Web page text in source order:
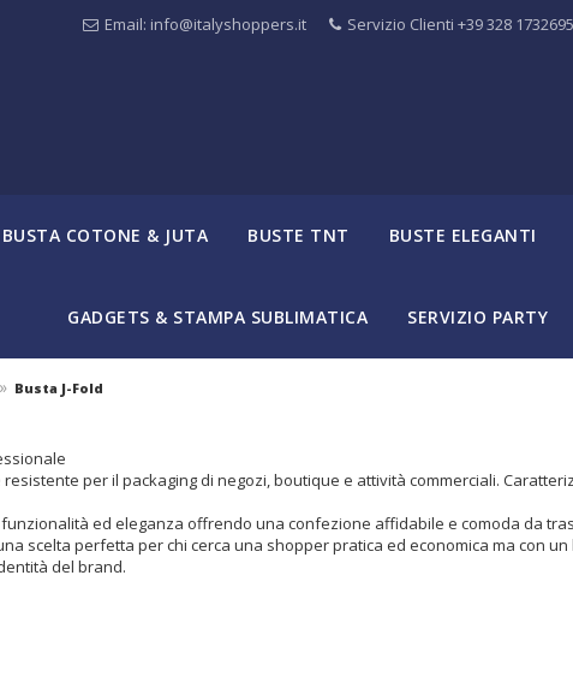
Email: info@italyshoppers.it Servizio Clienti +39 328 1732695
BUSTA COTONE & JUTA BUSTE TNT BUSTE ELEGANTI
GADGETS & STAMPA SUBLIMATICA SERVIZIO PARTY
» Busta J-Fold
per il packaging di negozi, boutique e attività commerciali.
ed eleganza offrendo una confezione affidabile e comoda da
scelta perfetta per chi cerca una shopper pratica ed economica ma con
del brand.